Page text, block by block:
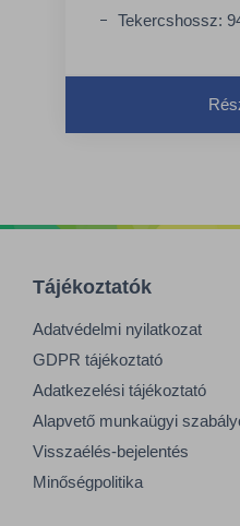
Tekercshossz:
Tájékoztatók
Adatvédelmi nyilatkozat
GDPR tájékoztató
Adatkezelési tájékoztató
Alapvető munkaügyi
Visszaélés-bejelentés
Minőségpolitika